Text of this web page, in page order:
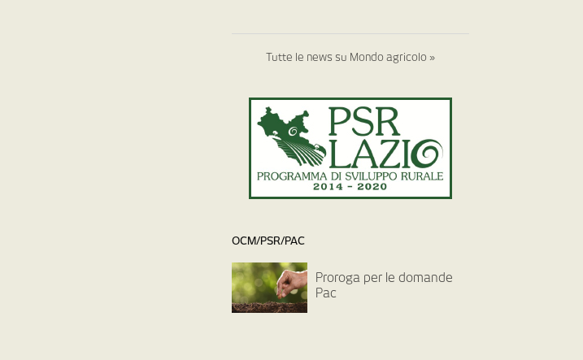
Tutte le news su Mondo agricolo »
OCM/PSR/PAC
Proroga per le domande
Pac